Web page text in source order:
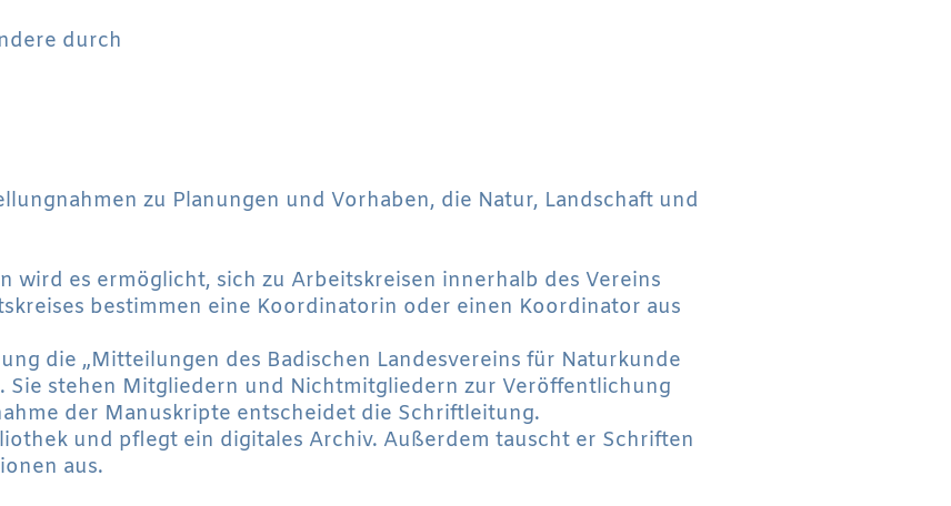
durch
zu Planungen und Vorhaben, die Natur, Landschaft und
es ermöglicht, sich zu Arbeitskreisen innerhalb des Vereins
bestimmen eine Koordinatorin oder einen Koordinator aus
die „Mitteilungen des Badischen Landesvereins für Naturkunde
Sie stehen Mitgliedern und Nichtmitgliedern zur Veröffentlichung
der Manuskripte entscheidet die Schriftleitung.
und pflegt ein digitales Archiv. Außerdem tauscht er Schriften
aus.